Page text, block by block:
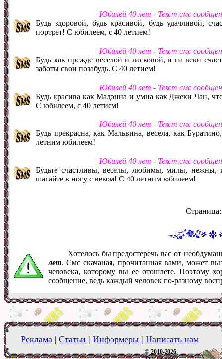
Юбилей 40 лет - Текст смс
Будь здоровой, будь красивой, будь удачливой,
портрет! С юбилеем, с 40 летием!
Юбилей 40 лет - Текст смс
Будь как прежде веселой и ласковой, и на веки
заботы свои позабудь. С 40 летием!
Юбилей 40 лет - Текст смс
Будь красива как Мадонна и умна как Джеки Чан,
С юбилеем, с 40 летием!
Юбилей 40 лет - Текст смс
Будь прекрасна, как Мальвина, весела, как
летним юбилеем!
Юбилей 40 лет - Текст смс
Будьте счастливы, веселы, любимы, милы,
шагайте в ногу с веком! С 40 летним юбилеем!
Хотелось бы предостеречь вас от
лет. Смс скачаная, прочитанная вами, может
человека, которому вы ее отошлете. Поэтому
сообщение, ведь каждый человек по-разному
Реклама | Статьи | Информеры | Написать нам
© 2010-2026